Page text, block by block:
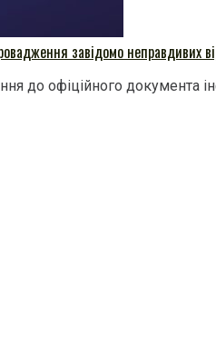
завідомо неправдивих
офіційного документа